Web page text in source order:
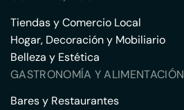
Tiendas y Comercio Local
Hogar, Decoración y Mobiliario
Belleza y Estética
GASTRONOMÍA Y ALIMENTACIÓN
Bares y Restaurantes